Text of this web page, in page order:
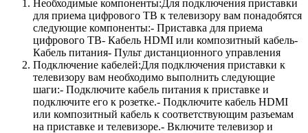
Необходимые компоненты:Для подключения приставки
для приема цифрового ТВ к телевизору вам понадобятся
следующие компоненты:- Приставка для приема
цифрового ТВ- Кабель HDMI или композитный кабель-
Кабель питания- Пульт дистанционного управления
Подключение кабелей:Для подключения приставки к
телевизору вам необходимо выполнить следующие
шаги:- Подключите кабель питания к приставке и
подключите его к розетке.- Подключите кабель HDMI
или композитный кабель к соответствующим разъемам
на приставке и телевизоре.- Включите телевизор и